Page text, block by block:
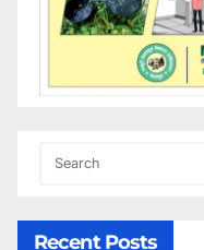
Recent Posts